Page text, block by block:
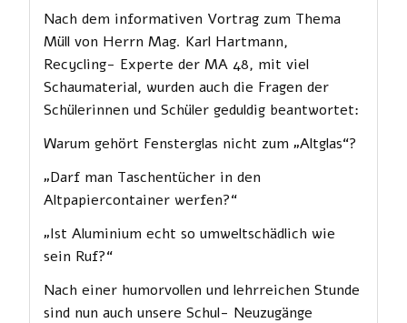
Nach dem informativen Vortrag zum Thema
Müll von Herrn Mag. Karl Hartmann,
Recycling- Experte der MA 48, mit viel
Schaumaterial, wurden auch die Fragen der
Schülerinnen und Schüler geduldig beantwortet:
Warum gehört Fensterglas nicht zum „Altglas“?
„Darf man Taschentücher in den
Altpapiercontainer werfen?“
„Ist Aluminium echt so umweltschädlich wie
sein Ruf?“
Nach einer humorvollen und lehrreichen Stunde
sind nun auch unsere Schul- Neuzugänge